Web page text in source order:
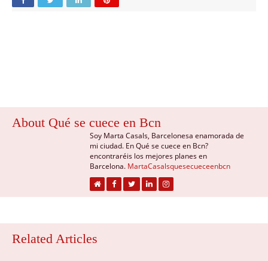
About Qué se cuece en Bcn
Soy Marta Casals, Barcelonesa enamorada de
mi ciudad. En Qué se cuece en Bcn?
encontraréis los mejores planes en
Barcelona. MartaCasalsquesecueceenbcn
Related Articles